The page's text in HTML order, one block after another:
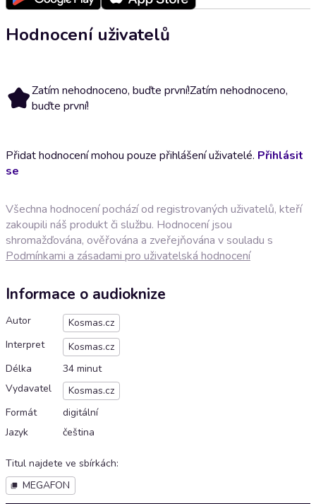
Hodnocení uživatelů
Zatím nehodnoceno, buďte první!Zatím nehodnoceno,
buďte první!
Přidat hodnocení mohou pouze přihlášení uživatelé. Přihlásit
se
Všechna hodnocení pochází od registrovaných uživatelů, kteří
zakoupili náš produkt či službu. Hodnocení jsou
shromažďována, ověřována a zveřejňována v souladu s
Podmínkami a zásadami pro uživatelská hodnocení
Informace o audioknize
Autor
Kosmas.cz
Interpret
Kosmas.cz
Délka
34 minut
Vydavatel
Kosmas.cz
Formát
digitální
Jazyk
čeština
Titul najdete ve sbírkách:
MEGAFON